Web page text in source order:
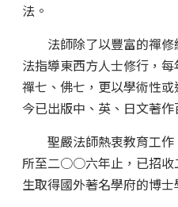
法。
法師除了以豐富的禪修
法指導東西方人士修行，
禪七、佛七，更以學術性
今已出版中、英、日文著作
聖嚴法師熱衷教育工作
所至二○○六年止，已招收
生取得國外著名學府的博士